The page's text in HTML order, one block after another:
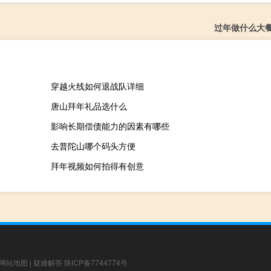
过年做什么大
穿越火线如何退战队详细
唐山拜年礼品选什么
影响长期偿债能力的因素有哪些
去普陀山哪个码头方便
拜年视频如何拍得有创意
站地图 | 疑难解答 陕ICP备7744774号